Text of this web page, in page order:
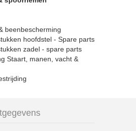
beenbescherming
hoofdstel - Spare parts
zadel - spare parts
Staart, manen, vacht &